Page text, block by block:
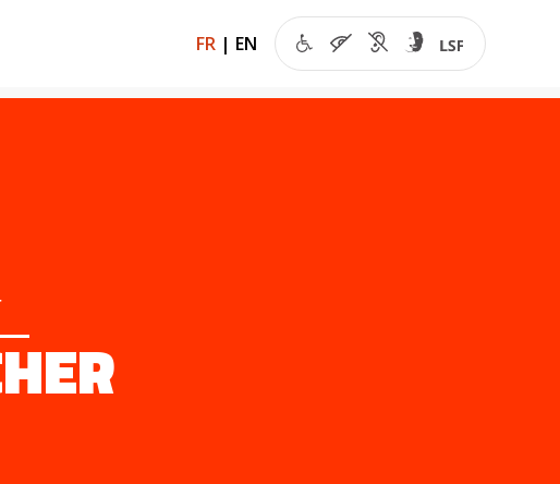
FR | EN